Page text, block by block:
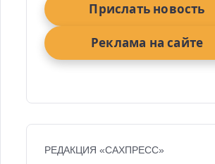
Прислать новость
Реклама на сайте
РЕДАКЦИЯ «САХПРЕСС»